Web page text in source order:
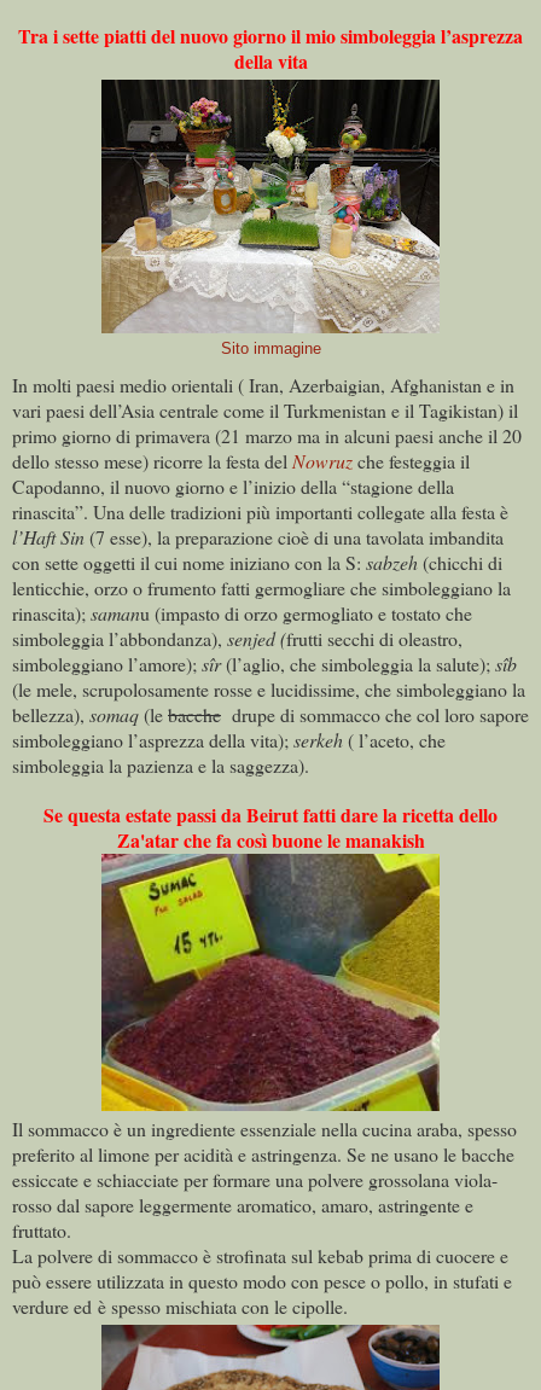
Tra i sette piatti del nuovo giorno il mio simboleggia l’asprezza
della vita
Sito immagine
In molti paesi medio orientali ( Iran, Azerbaigian, Afghanistan e in
vari paesi dell’Asia centrale come il Turkmenistan e il Tagikistan) il
primo giorno di primavera (21 marzo ma in alcuni paesi anche il 20
dello stesso mese) ricorre la festa del Nowruzche festeggia il
Capodanno, il nuovo giorno e l’inizio della “stagione della
rinascita”. Una delle tradizioni più importanti collegate alla festa è
l’Haft Sin(7 esse), la preparazione cioè di una tavolata imbandita
con sette oggetti il cui nome iniziano con la S: sabzeh(chicchi di
lenticchie, orzo o frumento fatti germogliare che simboleggiano la
rinascita); samanu (impasto di orzo germogliato e tostato che
simboleggia l’abbondanza), senjed (frutti secchi di oleastro,
simboleggiano l’amore); sîr(l’aglio, che simboleggia la salute); sîb
(le mele, scrupolosamente rosse e lucidissime, che simboleggiano la
bellezza), somaq(lebacche drupe di sommacco che col loro sapore
simboleggiano l’asprezza della vita); serkeh( l’aceto, che
simboleggia la pazienza e la saggezza).
Se questa estate passi da Beirut fatti dare la ricetta dello
Za'atar che fa così buone le manakish
Il sommacco è un ingrediente essenziale nella cucina araba, spesso
preferito al limone per acidità e astringenza. Se ne usano le bacche
essiccate e schiacciate per formare una polvere grossolana viola-
rosso dal sapore leggermente aromatico, amaro, astringente e
fruttato.
La polvere di sommacco è strofinata sul kebab prima di cuocere e
può essere utilizzata in questo modo con pesce o pollo, in stufati e
verdure ed è spesso mischiata con le cipolle.